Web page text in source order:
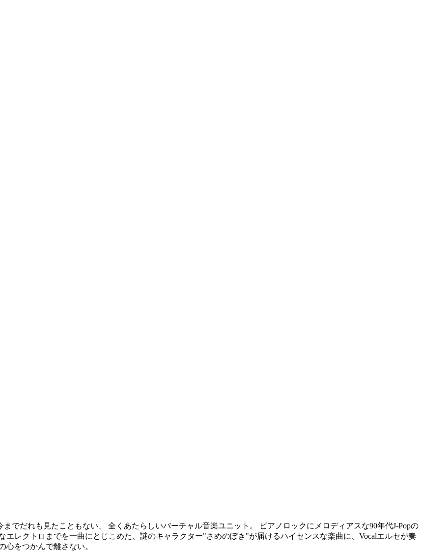
でだれも見たこともない、 全くあたらしいバーチャル音楽ユニット。 ピアノロックにメロディアスな90年代J-Popの
レクトロまでを一曲にとじこめた、謎のキャラクター"さめのぽき"が届けるハイセンスな楽曲に、Vocalエルセが奏
心をつかんで離さない。